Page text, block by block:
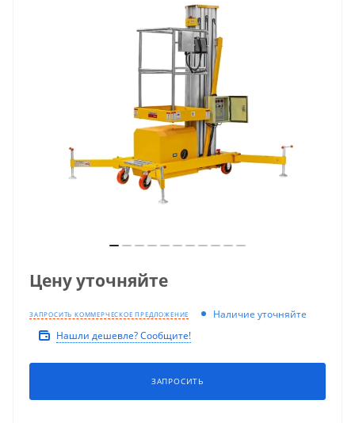
Цену уточняйте
ЗАПРОСИТЬ КОММЕРЧЕСКОЕ ПРЕДЛОЖЕНИЕ
Наличие уточняйте
Нашли дешевле? Сообщите!
ЗАПРОСИТЬ